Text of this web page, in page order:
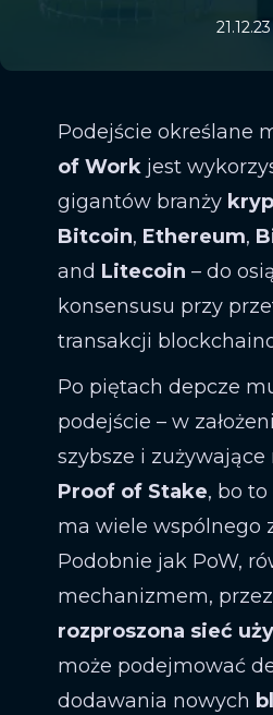
21.12.23
Podejście określane
of Workjest
gigantów branży
Bitcoin, Ethereum,
and Litecoin – do
konsensusu przy
transakcji
Po piętach depcze
podejście – w
szybsze i
Proof of Stake, bo
ma wiele wspólnego
Podobnie jak PoW,
mechanizmem,
rozproszona sieć
może podejmować
dodawania nowych